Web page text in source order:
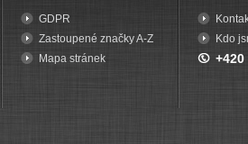
GDPR
Zastoupené značky A-Z
Mapa stránek
Kdo
+420